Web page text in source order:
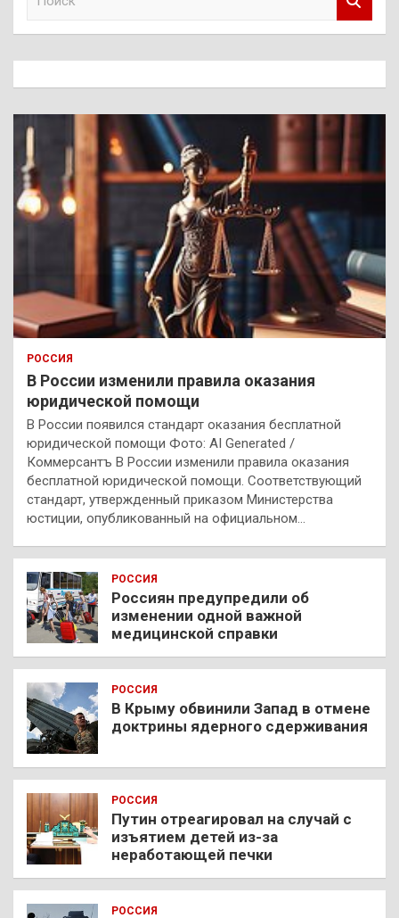
к
РОССИЯ
В России изменили правила оказания
юридической помощи
В России появился стандарт оказания бесплатной
юридической помощи Фото: AI Generated /
Коммерсантъ В России изменили правила оказания
бесплатной юридической помощи. Соответствующий
стандарт, утвержденный приказом Министерства
юстиции, опубликованный на официальном…
РОССИЯ
Россиян предупредили об
изменении одной важной
медицинской справки
РОССИЯ
В Крыму обвинили Запад в отмене
доктрины ядерного сдерживания
РОССИЯ
Путин отреагировал на случай с
изъятием детей из-за
неработающей печки
РОССИЯ